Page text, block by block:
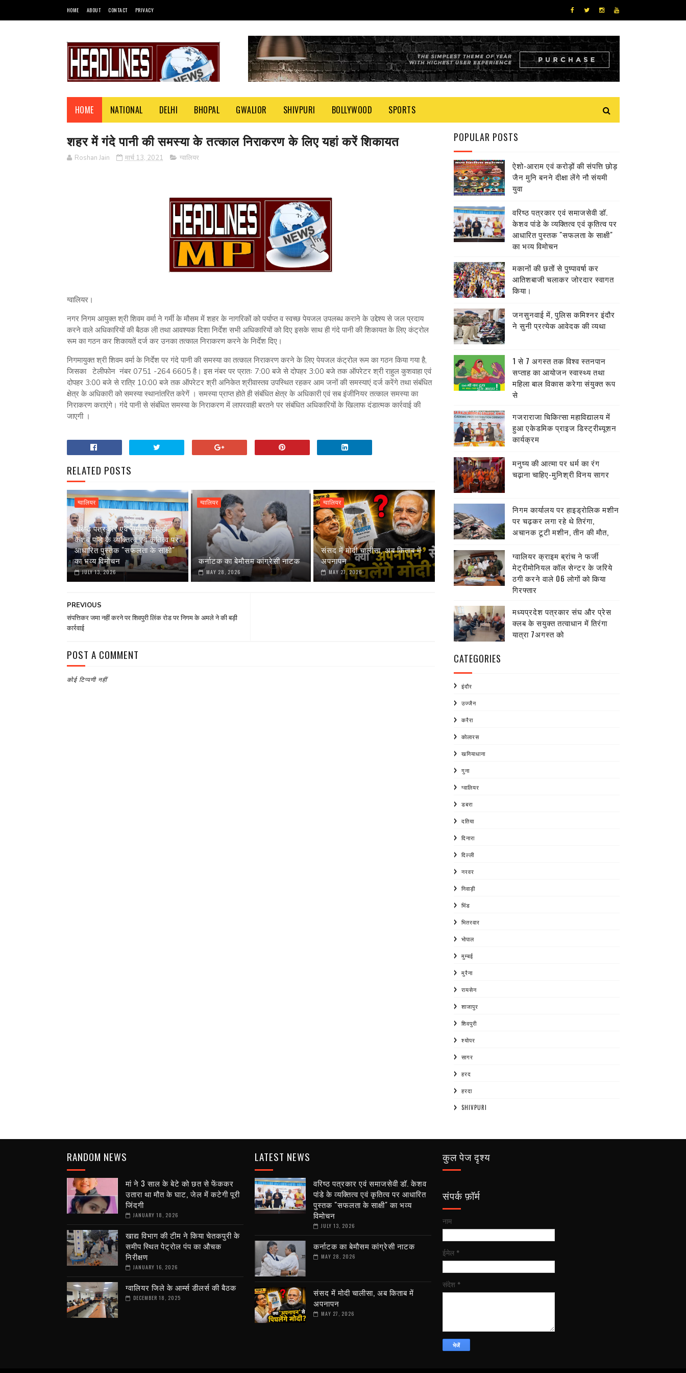
HOME ABOUT CONTACT PRIVACY
HOME NATIONAL DELHI BHOPAL GWALIOR SHIVPURI BOLLYWOOD SPORTS
शहर में गंदे पानी की समस्या के तत्काल निराकरण के लिए यहां करें शिकायत
Roshan Jain मार्च 13, 2021 ग्वालियर
ग्वालियर।
नगर निगम आयुक्त श्री शिवम वर्मा ने गर्मी के मौसम में शहर के नागरिकों को पर्याप्त व स्वच्छ पेयजल उपलब्ध कराने के उद्देश्य से जल प्रदाय
करने वाले अधिकारियों की बैठक ली तथा आवश्यक दिशा निर्देश सभी अधिकारियों को दिए इसके साथ ही गंदे पानी की शिकायत के लिए कंट्रोल
रूम का गठन कर शिकायतें दर्ज कर उनका तत्काल निराकरण करने के निर्देश दिए।
निगमायुक्त श्री शिवम वर्मा के निर्देश पर गंदे पानी की समस्या का तत्काल निराकरण करने के लिए पेयजल कंट्रोल रूम का गठन किया गया है,
जिसका टेलीफोन नंबर 0751 -264 6605 है। इस नंबर पर प्रातः 7:00 बजे से दोपहर 3:00 बजे तक ऑपरेटर श्री राहुल कुशवाहा एवं
दोपहर 3:00 बजे से रात्रि 10:00 बजे तक ऑपरेटर श्री अनिकेत श्रीवास्तव उपस्थित रहकर आम जनों की समस्याएं दर्ज करेंगे तथा संबंधित
क्षेत्र के अधिकारी को समस्या स्थानांतरित करेगें । समस्या प्राप्त होते ही संबंधित क्षेत्र के अधिकारी एवं सब इंजीनियर तत्काल समस्या का
निराकरण कराएंगे। गंदे पानी से संबंधित समस्या के निराकरण में लापरवाही बरतने पर संबंधित अधिकारियों के खिलाफ दंडात्मक कार्रवाई की
जाएगी ।
RELATED POSTS
ग्वालियर
वरिष्ठ पत्रकार एवं समाजसेवी डॉ.
केशव पांडे के व्यक्तित्व एवं कृतित्व पर
आधारित पुस्तक "सफलता के साक्षी"
का भव्य विमोचन
JULY 13, 2026
ग्वालियर
कर्नाटक का बेमौसम कांग्रेसी नाटक
MAY 28, 2026
ग्वालियर
संसद में मोदी चालीसा, अब किताब में
अपनापन
MAY 27, 2026
PREVIOUS
संपत्तिकर जमा नहीं करने पर शिवपुरी लिंक रोड पर निगम के अमले ने की बड़ी
कार्रवाई
POST A COMMENT
कोई टिप्पणी नहीं
POPULAR POSTS
ऐशो-आराम एवं करोड़ों की संपत्ति छोड़
जैन मुनि बनने दीक्षा लेंगे नौ संयमी
युवा
वरिष्ठ पत्रकार एवं समाजसेवी डॉ.
केशव पांडे के व्यक्तित्व एवं कृतित्व पर
आधारित पुस्तक "सफलता के साक्षी"
का भव्य विमोचन
मकानों की छतों से पुष्पावर्षा कर
आतिशबाजी चलाकर जोरदार स्वागत
किया।
जनसुनवाई में, पुलिस कमिश्नर इंदौर
ने सुनी प्रत्येक आवेदक की व्यथा
1 से 7 अगस्त तक विश्व स्तनपान
सप्ताह का आयोजन स्वास्थ्य तथा
महिला बाल विकास करेगा संयुक्त रूप
से
गजराराजा चिकित्सा महाविद्यालय में
हुआ एकेडमिक प्राइज डिस्ट्रीब्यूशन
कार्यक्रम
मनुष्य की आत्मा पर धर्म का रंग
चढ़ाना चाहिए-मुनिश्री विनय सागर
निगम कार्यालय पर हाइड्राेलिक मशीन
पर चढ़कर लगा रहे थे तिरंगा,
अचानक टूटी मशीन, तीन की माैत,
ग्वालियर क्राइम ब्रांच ने फर्जी
मेट्रीमोनियल कॉल सेन्टर के जरिये
ठगी करने वाले 06 लोगों को किया
गिरफ्तार
मध्यप्रदेश पत्रकार संघ और प्रेस
क्लब के सयुक्त तत्वाधान में तिरंगा
यात्रा 7अगस्त को
CATEGORIES
इंदौर
उज्जैन
करैरा
कोलारस
खनियाधाना
गुना
ग्वालियर
डबरा
दतिया
दिनारा
दिल्ली
नरवर
निवाड़ी
भिंड
भितरवार
भोपाल
मुम्बई
मुरैना
रायसेन
शाजापुर
शिवपुरी
श्योपर
सागर
हरद
हरदा
SHIVPURI
RANDOM NEWS
मां ने 3 साल के बेटे को छत से फेंककर
उतारा था मौत के घाट, जेल में कटेगी पूरी
जिंदगी
JANUARY 18, 2026
खाद्य विभाग की टीम ने किया चेतकपुरी के
समीप स्थित पेट्रोल पंप का औचक
निरीक्षण
JANUARY 16, 2026
ग्वालियर जिले के आर्म्स डीलर्स की बैठक
DECEMBER 18, 2025
LATEST NEWS
वरिष्ठ पत्रकार एवं समाजसेवी डॉ. केशव
पांडे के व्यक्तित्व एवं कृतित्व पर आधारित
पुस्तक "सफलता के साक्षी" का भव्य
विमोचन
JULY 13, 2026
कर्नाटक का बेमौसम कांग्रेसी नाटक
MAY 28, 2026
संसद में मोदी चालीसा, अब किताब में
अपनापन
MAY 27, 2026
कुल पेज दृश्य
संपर्क फ़ॉर्म
नाम
ईमेल *
संदेश *